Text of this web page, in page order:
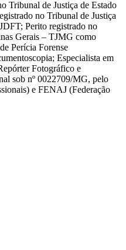
Tribunal de Justiça de Estado
no Tribunal de Justiça
Perito registrado no
Gerais – TJMG como
Perícia Forense
Especialista em
Fotográfico e
sob nº 0022709/MG, pelo
e FENAJ (Federação